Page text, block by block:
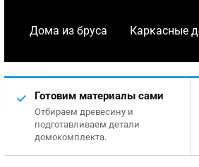
Дома из бруса Каркасные
Готовим материалы сами
Отбираем древесину и
подготавливаем детали
домокомплекта.